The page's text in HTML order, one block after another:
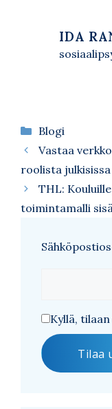
IDA
Kategoriat
Blogi
Vastaa
roolista
THL:
toimintamalli
Kyllä,